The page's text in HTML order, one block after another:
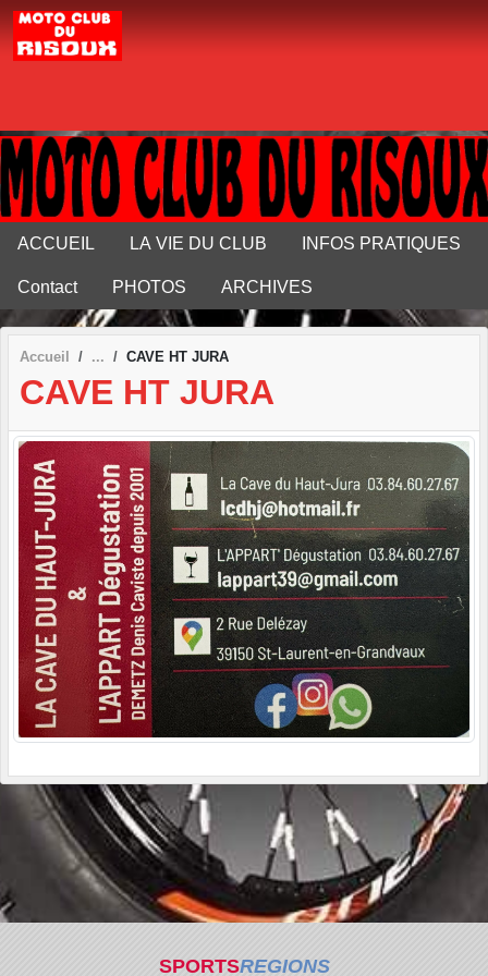
ACCUEIL LA VIE DU CLUB INFOS PRATIQUES
Contact PHOTOS ARCHIVES
Accueil CAVE HT JURA
CAVE HT JURA
SPORTSREGIONS
Panneau de gestion des cookies